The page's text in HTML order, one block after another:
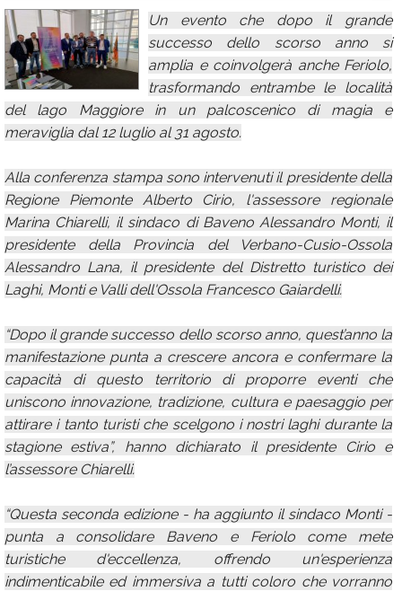
Rubriche
Calendario
Annunci
Un evento che dopo il grande
successo dello scorso anno si
amplia e coinvolgerà anche Feriolo,
trasformando entrambe le località
del lago Maggiore in un palcoscenico di magia e
meraviglia dal 12 luglio al 31 agosto.
Alla conferenza stampa sono intervenuti il presidente della
Regione Piemonte Alberto Cirio, l'assessore regionale
Marina Chiarelli, il sindaco di Baveno Alessandro Monti, il
presidente della Provincia del Verbano-Cusio-Ossola
Alessandro Lana, il presidente del Distretto turistico dei
Laghi, Monti e Valli dell'Ossola Francesco Gaiardelli.
“Dopo il grande successo dello scorso anno, quest’anno la
manifestazione punta a crescere ancora e confermare la
capacità di questo territorio di proporre eventi che
uniscono innovazione, tradizione, cultura e paesaggio per
attirare i tanto turisti che scelgono i nostri laghi durante la
stagione estiva”, hanno dichiarato il presidente Cirio e
l’assessore Chiarelli.
“Questa seconda edizione - ha aggiunto il sindaco Monti -
punta a consolidare Baveno e Feriolo come mete
turistiche d'eccellenza, offrendo un'esperienza
indimenticabile ed immersiva a tutti coloro che vorranno